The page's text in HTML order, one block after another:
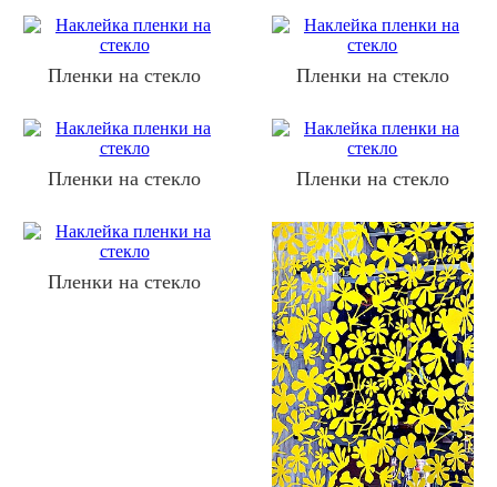
Пленки на стекло Пленки на стекло
Пленки на стекло Пленки на стекло
Пленки на стекло